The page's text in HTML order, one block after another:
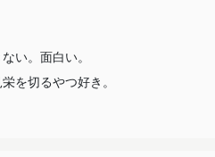
が象徴している）という話だが、
たい」という気持ちが確かにあっ
もしていた。結局「愛」と言い切
の無さ、自信の無さだったのだ。
本物、という構図を取っている
い。面白い。
を切るやつ好き。